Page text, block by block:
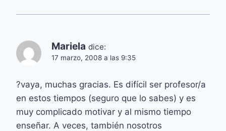
Mariela dice:
17 marzo, 2008 a las 9:35
?vaya, muchas gracias. Es difícil ser profesor/a
en estos tiempos (seguro que lo sabes) y es
muy complicado motivar y al mismo tiempo
enseñar. A veces, también nosotros